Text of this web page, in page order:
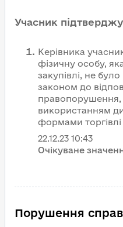
Учасник
Керівника
фізичну особу,
закупівлі, не було
законом до
правопорушення,
використанням
формами
22.12.23 10:43
Очікуване
Порушення